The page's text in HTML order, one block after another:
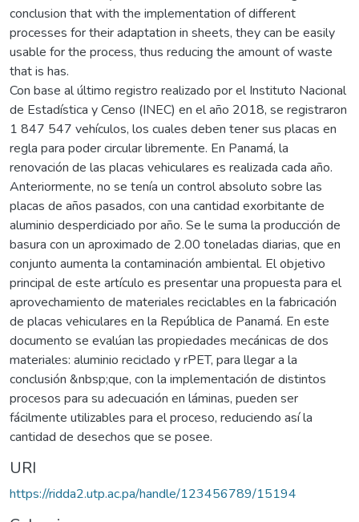
conclusion that with the implementation of different
processes for their adaptation in sheets, they can be easily
usable for the process, thus reducing the amount of waste
that is has.
Con base al último registro realizado por el Instituto Nacional
de Estadística y Censo (INEC) en el año 2018, se registraron
1 847 547 vehículos, los cuales deben tener sus placas en
regla para poder circular libremente. En Panamá, la
renovación de las placas vehiculares es realizada cada año.
Anteriormente, no se tenía un control absoluto sobre las
placas de años pasados, con una cantidad exorbitante de
aluminio desperdiciado por año. Se le suma la producción de
basura con un aproximado de 2.00 toneladas diarias, que en
conjunto aumenta la contaminación ambiental. El objetivo
principal de este artículo es presentar una propuesta para el
aprovechamiento de materiales reciclables en la fabricación
de placas vehiculares en la República de Panamá. En este
documento se evalúan las propiedades mecánicas de dos
materiales: aluminio reciclado y rPET, para llegar a la
conclusión &nbsp;que, con la implementación de distintos
procesos para su adecuación en láminas, pueden ser
fácilmente utilizables para el proceso, reduciendo así la
cantidad de desechos que se posee.
URI
https://ridda2.utp.ac.pa/handle/123456789/15194